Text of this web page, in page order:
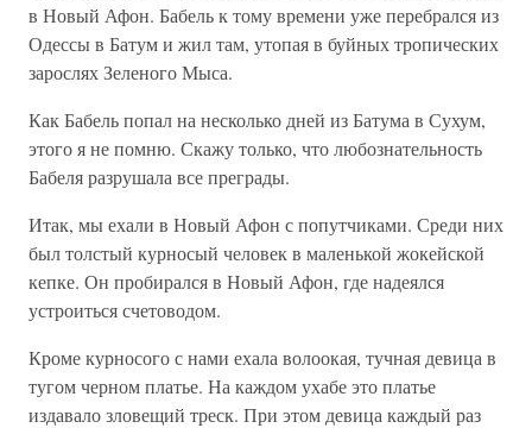
в Новый Афон. Бабель к тому времени уже перебрался из
Одессы в Батум и жил там, утопая в буйных тропических
зарослях Зеленого Мыса.
Как Бабель попал на несколько дней из Батума в Сухум,
этого я не помню. Скажу только, что любознательность
Бабеля разрушала все преграды.
Итак, мы ехали в Новый Афон с попутчиками. Среди них
был толстый курносый человек в маленькой жокейской
кепке. Он пробирался в Новый Афон, где надеялся
устроиться счетоводом.
Кроме курносого с нами ехала волоокая, тучная девица в
тугом черном платье. На каждом ухабе это платье
издавало зловещий треск. При этом девица каждый раз